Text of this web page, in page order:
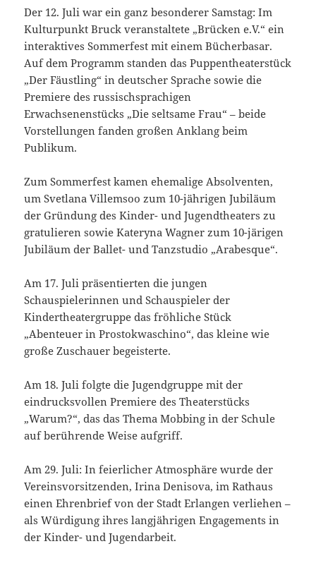
Der 12. Juli war ein ganz besonderer Samstag: Im
Kulturpunkt Bruck veranstaltete „Brücken e.V.“ ein
interaktives Sommerfest mit einem Bücherbasar.
Auf dem Programm standen das Puppentheaterstück
„Der Fäustling“ in deutscher Sprache sowie die
Premiere des russischsprachigen
Erwachsenenstücks „Die seltsame Frau“ – beide
Vorstellungen fanden großen Anklang beim
Publikum.
Zum Sommerfest kamen ehemalige Absolventen,
um Svetlana Villemsoo zum 10-jährigen Jubiläum
der Gründung des Kinder- und Jugendtheaters zu
gratulieren sowie Kateryna Wagner zum 10-järigen
Jubiläum der Ballet- und Tanzstudio „Arabesque“.
Am 17. Juli präsentierten die jungen
Schauspielerinnen und Schauspieler der
Kindertheatergruppe das fröhliche Stück
„Abenteuer in Prostokwaschino“, das kleine wie
große Zuschauer begeisterte.
Am 18. Juli folgte die Jugendgruppe mit der
eindrucksvollen Premiere des Theaterstücks
„Warum?“, das das Thema Mobbing in der Schule
auf berührende Weise aufgriff.
Am 29. Juli: In feierlicher Atmosphäre wurde der
Vereinsvorsitzenden, Irina Denisova, im Rathaus
einen Ehrenbrief von der Stadt Erlangen verliehen –
als Würdigung ihres langjährigen Engagements in
der Kinder- und Jugendarbeit.